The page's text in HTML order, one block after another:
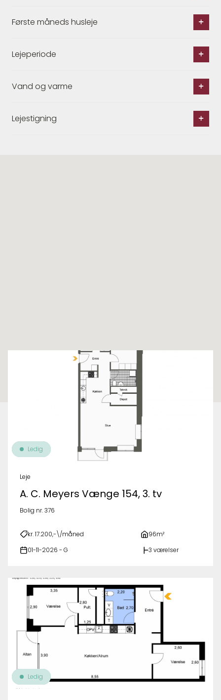
Første måneds husleje
Lejeperiode
Vand og varme
Lejestigning
Ledig
Leje
A. C. Meyers Vænge 154, 3. tv
Bolig nr. 376
kr. 17.200,-\/måned 96m²
01-11-2026 - G 3 værelser
Ledig